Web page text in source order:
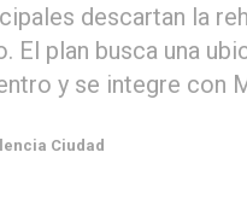
descartan la
plan busca una
y se integre con
Ciudad